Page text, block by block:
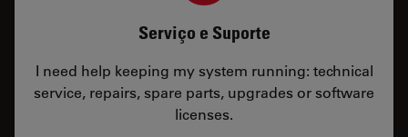
Serviço e Suporte
I need help keeping my system running: technical
service, repairs, spare parts, upgrades or software
licenses.